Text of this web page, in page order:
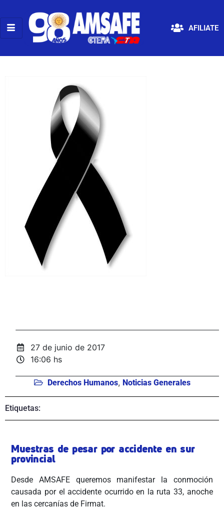
AFILIATE
27 de junio de 2017
16:06 hs
Derechos Humanos, Noticias Generales
Etiquetas:
Muestras de pesar por accidente en sur
provincial
Desde AMSAFE queremos manifestar la conmoción
causada por el accidente ocurrido en la ruta 33, anoche
en las cercanías de Firmat.